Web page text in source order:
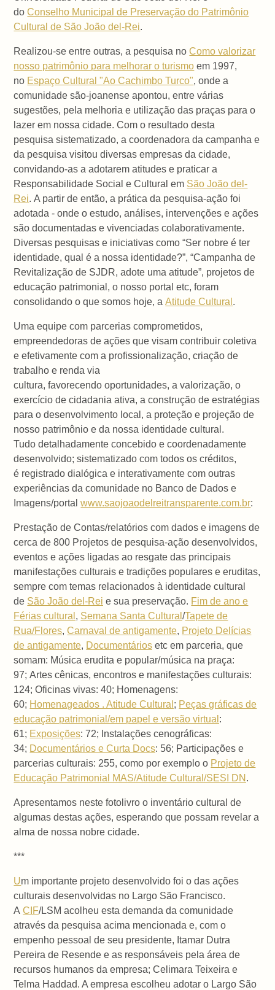
doConselho Municipal de Preservação do Patrimônio
Cultural de São João del-Rei.
Realizou-se entre outras, a pesquisa noComo valorizar
nosso patrimônio para melhorar o turismo em 1997,
no Espaço Cultural "Ao Cachimbo Turco", onde a
comunidade são-joanense apontou, entre várias
sugestões, pela melhoria e utilização das praças para o
lazer em nossa cidade. Com o resultado desta
pesquisa sistematizado, a coordenadora da campanha e
da pesquisa visitou diversas empresas da cidade,
convidando-as a adotarem atitudes e praticar a
Responsabilidade Social e Cultural em São João del-
Rei. A partir de então, a prática da pesquisa-ação foi
adotada - onde o estudo, análises, intervenções e ações
são documentadas e vivenciadas colaborativamente.
Diversas pesquisas e iniciativas como “Ser nobre é ter
identidade, qual é a nossa identidade?”, “Campanha de
Revitalização de SJDR, adote uma atitude”, projetos de
educação patrimonial, o nosso portal etc, foram
consolidando o que somos hoje, aAtitude Cultural .
Uma equipe com parcerias comprometidos,
empreendedoras de ações que visam contribuir coletiva
e efetivamente com a profissionalização, criação de
trabalho e renda via
cultura, favorecendo oportunidades, a valorização, o
exercício de cidadania ativa, a construção de estratégias
para o desenvolvimento local, a proteção e projeção de
nosso patrimônio e da nossa identidade cultural.
Tudo detalhadamente concebido e coordenadamente
desenvolvido; sistematizado com todos os créditos,
é registrado dialógica e interativamente com outras
experiências da comunidade no Banco de Dados e
Imagens/portalwww.saojoaodelreitransparente.com.br:
Prestação de Contas/relatórios com dados e imagens de
cerca de 800 Projetos de pesquisa-ação desenvolvidos,
eventos e ações ligadas ao resgate das principais
manifestações culturais e tradições populares e eruditas,
sempre com temas relacionados à identidade cultural
de São João del-Rei e sua preservação. Fim de ano e
Férias cultural , Semana Santa Cultural/Tapete de
Rua/Flores,Carnaval de antigamente, Projeto Delícias
de antigamente, Documentários etc em parceria, que
somam: Música erudita e popular/música na praça:
97; Artes cênicas, encontros e manifestações culturais:
124; Oficinas vivas: 40; Homenagens:
60; Homenageados . Atitude Cultural ; Peças gráficas de
educação patrimonial/em papel e versão virtual :
61; Exposições: 72; Instalações cenográficas:
34; Documentários e Curta Docs: 56; Participações e
parcerias culturais: 255, como por exemplo o Projeto de
Educação Patrimonial MAS/Atitude Cultural/SESI DN .
Apresentamos neste fotolivro o inventário cultural de
algumas destas ações, esperando que possam revelar a
alma de nossa nobre cidade.
***
Um importante projeto desenvolvido foi o das ações
culturais desenvolvidas no Largo São Francisco.
ACIF/LSM acolheu esta demanda da comunidade
através da pesquisa acima mencionada e, com o
empenho pessoal de seu presidente, Itamar Dutra
Pereira de Resende e as responsáveis pela área de
recursos humanos da empresa; Celimara Teixeira e
Telma Haddad. A empresa escolheu adotar o Largo São